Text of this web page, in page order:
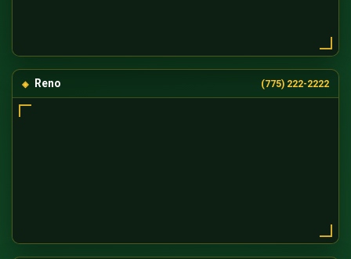
Reno (775) 222-2222